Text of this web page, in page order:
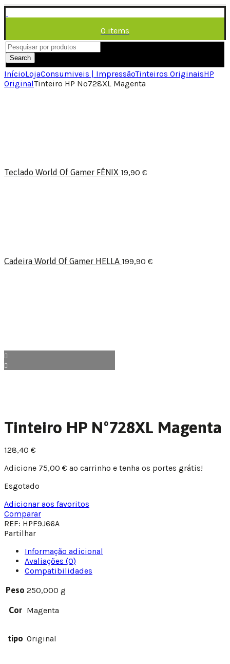
0 items
/ 0,00€
Menu
Search
InícioLojaConsumiveis | ImpressãoTinteiros OriginaisHP
OriginalTinteiro HP Nº728XL Magenta
Teclado World Of Gamer FÊNIX 19,90 €
Cadeira World Of Gamer HELLA 199,90 €
Tinteiro HP Nº728XL Magenta
128,40 €
Adicione 75,00 € ao carrinho e tenha os portes grátis!
Esgotado
Adicionar aos favoritos
Comparar
REF: HPF9J66A
Partilhar
Informação adicional
Avaliações (0)
Compatibilidades
Peso 250,000 g
Cor Magenta
tipo Original